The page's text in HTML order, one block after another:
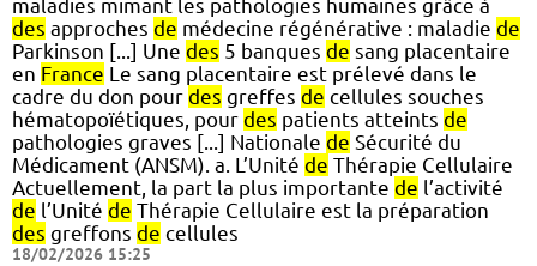
maladies mimant les pathologies humaines grâce à
des approches de médecine régénérative : maladie de
Parkinson [...] Une des 5 banques de sang placentaire
en France Le sang placentaire est prélevé dans le
cadre du don pour des greffes de cellules souches
hématopoïétiques, pour des patients atteints de
pathologies graves [...] Nationale de Sécurité du
Médicament (ANSM). a. L’Unité de Thérapie Cellulaire
Actuellement, la part la plus importante de l’activité
de l’Unité de Thérapie Cellulaire est la préparation
des greffons de cellules
18/02/2026 15:25